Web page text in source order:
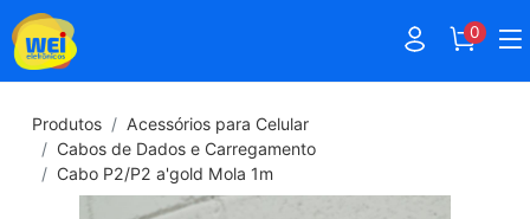
0
Produtos
Acessórios para Celular
Cabos de Dados e Carregamento
Cabo P2/P2 a'gold Mola 1m